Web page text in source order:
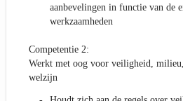
aanbevelingen in functie van de
werkzaamheden
Competentie 2:
Werkt met oog voor veiligheid,
welzijn